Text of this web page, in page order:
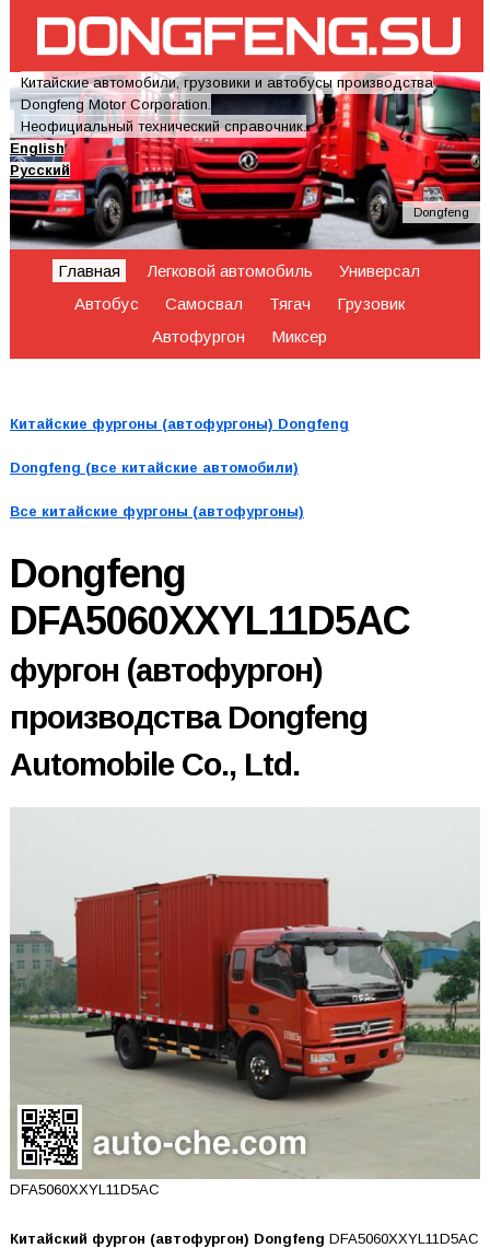
Китайские автомобили, грузовики и автобусы производства
Dongfeng Motor Corporation.
Неофициальный технический справочник.
English
Русский
Dongfeng
Главная Легковой автомобиль
Универсал
Автобус
Самосвал Тягач
Грузовик
Автофургон
Миксер
Китайские фургоны (автофургоны) Dongfeng
Dongfeng (все китайские автомобили)
Все китайские фургоны (автофургоны)
Dongfeng
DFA5060XXYL11D5AC
фургон (автофургон)
производства Dongfeng
Automobile Co., Ltd.
DFA5060XXYL11D5AC
Китайский фургон (автофургон) Dongfeng DFA5060XXYL11D5AC